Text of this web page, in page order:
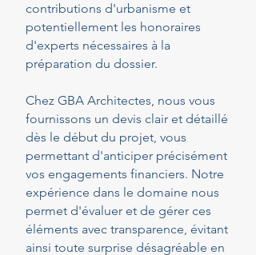
contributions d'urbanisme et
potentiellement les honoraires
d'experts nécessaires à la
préparation du dossier.
Chez GBA Architectes, nous vous
fournissons un devis clair et détaillé
dès le début du projet, vous
permettant d'anticiper précisément
vos engagements financiers. Notre
expérience dans le domaine nous
permet d'évaluer et de gérer ces
éléments avec transparence, évitant
ainsi toute surprise désagréable en